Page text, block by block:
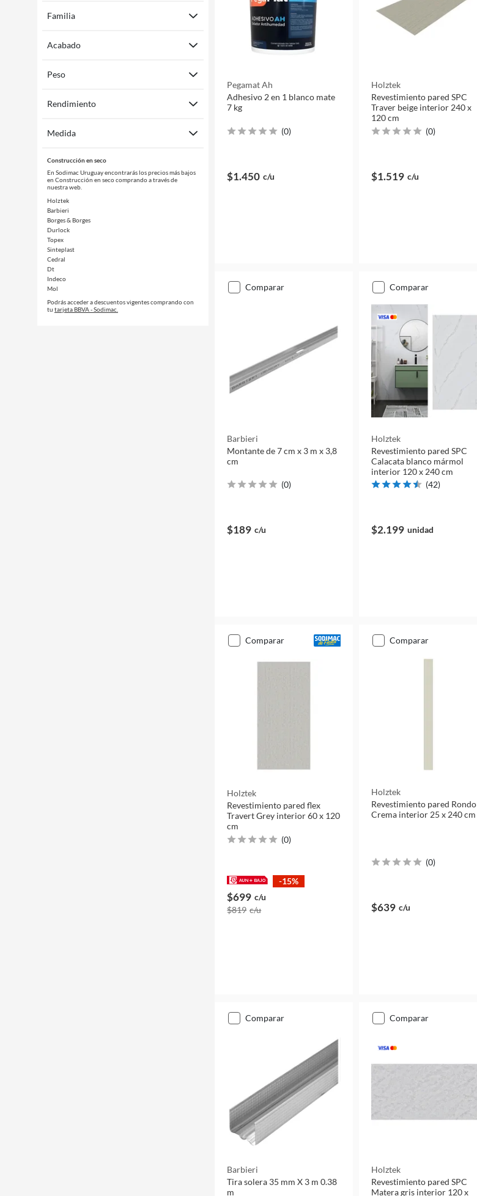
Familia
Acabado
Peso
Rendimiento
Medida
Construcción en seco
En Sodimac Uruguay encontrarás los precios más bajos
en Construcción en seco comprando a través de
nuestra web.
Holztek
Barbieri
Borges & Borges
Durlock
Topex
Sinteplast
Cedral
Dt
Indeco
Mol
Podrás acceder a descuentos vigentes comprando con
tu tarjeta BBVA - Sodimac.
Pegamat Ah
Adhesivo 2 en 1 blanco mate
7 kg
(0)
$1.450 c/u
Holztek
Revestimiento pared SPC
Traver beige interior 240 x
120 cm
(0)
$1.519 c/u
comparar
Barbieri
Montante de 7 cm x 3 m x 3,8
cm
(0)
$189 c/u
comparar
Holztek
Revestimiento pared SPC
Calacata blanco mármol
interior 120 x 240 cm
(42)
$2.199 unidad
comparar
Holztek
Revestimiento pared flex
Travert Grey interior 60 x 120
cm
(0)
-15%
$699 c/u
$819 c/u
comparar
Holztek
Revestimiento pared Rondo
Crema interior 25 x 240 cm
(0)
$639 c/u
comparar
Barbieri
Tira solera 35 mm X 3 m 0.38
m
comparar
Holztek
Revestimiento pared SPC
Matera gris interior 120 x